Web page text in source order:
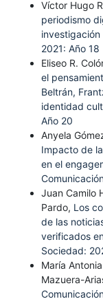
Víctor Hugo
periodismo
investigación
2021: Año 18
Eliseo R.
el
Beltrán,
identidad
Año 20
Anyela
Impacto de
en el
Juan Camilo
Pardo, Los
de las
verificados
Sociedad:
María
Mazuera-